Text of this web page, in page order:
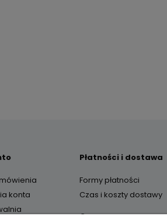
konta
Płatności i dostawa
Formy płatności
Czas i koszty dostawy
O nas